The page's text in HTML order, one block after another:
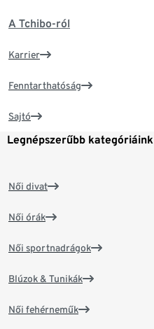
A Tchibo-ról
Karrier
Fenntarthatóság
Sajtó
Legnépszerűbb kategóriáink
Női divat
Női órák
Női sportnadrágok
Blúzok & Tunikák
Női fehérneműk